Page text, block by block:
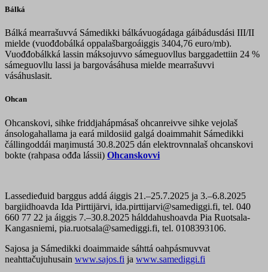
Bálká
Bálká mearrašuvvá Sámedikki bálkávuogádaga gáibádusdási III/II
mielde (vuođđobálká oppalašbargoáiggis 3404,76 euro/mb).
Vuođđobálkká lassin máksojuvvo sámeguovllus barggadettiin 24 %
sámeguovllu lassi ja bargovásáhusa mielde mearrašuvvi
vásáhuslasit.
Ohcan
Ohcanskovi, sihke friddjahápmásaš ohcanreivve sihke vejolaš
ánsologahallama ja eará mildosiid galgá doaimmahit Sámedikki
čállingoddái maŋimustá 30.8.2025 dán elektrovnnalaš ohcanskovi
bokte (rahpasa ođđa lássii) Ohcanskovvi
Lassedieđuid barggus addá áiggis 21.–25.7.2025 ja 3.–6.8.2025
bargiidhoavda Ida Pirttijärvi, ida.pirttijarvi@samediggi.fi, tel. 040
660 77 22 ja áiggis 7.–30.8.2025 hálddahushoavda Pia Ruotsala-
Kangasniemi, pia.ruotsala@samediggi.fi, tel. 0108393106.
Sajosa ja Sámedikki doaimmaide sáhttá oahpásmuvvat
neahttačujuhusain www.sajos.fi ja www.samediggi.fi